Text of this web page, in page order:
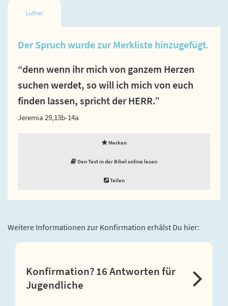
Luther
Der Spruch wurde zur Merkliste hinzugefügt.
“denn wenn ihr mich von ganzem Herzen
suchen werdet, so will ich mich von euch
finden lassen, spricht der HERR.”
Jeremia 29,13b-14a
Merken
Den Text in der Bibel online lesen
Teilen
Weitere Informationen zur Konfirmation erhälst Du hier:
Konfirmation? 16 Antworten für
Jugendliche